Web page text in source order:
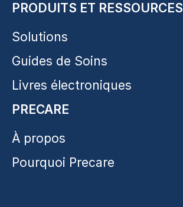
PRODUITS ET RESSOURCES
Solutions
Guides de Soins
Livres électroniques
PRECARE
À propos
Pourquoi Precare